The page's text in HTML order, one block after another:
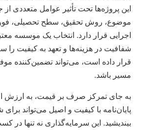
این پروژه‌ها تحت تأثیر عوامل متعددی از
موضوع، روش تحقیق، سطح تحصیلی،
اجرایی قرار دارد. انتخاب یک موسسه
شفافیت در هزینه‌ها و تعهد به کیفیت را
قرار داده است، می‌تواند تضمین‌کننده
مسیر باشد.
به جای تمرکز صرف بر قیمت، به ارزش
پایان‌نامه با کیفیت و اصیل می‌تواند برای
بیندیشید. این سرمایه‌گذاری نه تنها در